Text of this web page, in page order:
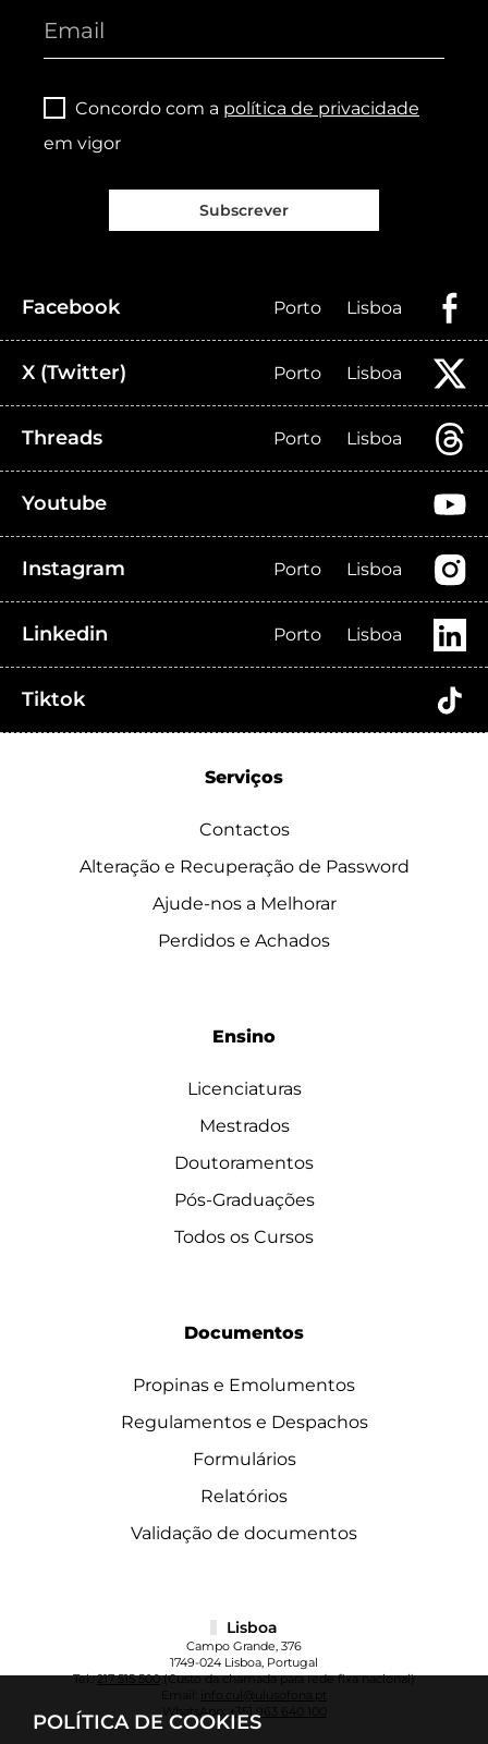
POLÍTICA DE COOKIES
Concordo com a política de privacidade
em vigor
Subscrever
Facebook Porto Lisboa
X (Twitter) Porto Lisboa
Threads Porto Lisboa
Youtube
Instagram Porto Lisboa
Linkedin Porto Lisboa
Tiktok
Serviços
Contactos
Alteração e Recuperação de Password
Ajude-nos a Melhorar
Perdidos e Achados
Ensino
Licenciaturas
Mestrados
Doutoramentos
Pós-Graduações
Todos os Cursos
Documentos
Propinas e Emolumentos
Regulamentos e Despachos
Formulários
Relatórios
Validação de documentos
Lisboa
Campo Grande, 376
1749-024 Lisboa, Portugal
Tel.:217 515 500(Custo da chamada para rede fixa nacional)
info.cul@ulusofona.pt
WhatsApp:+351 963 640 100